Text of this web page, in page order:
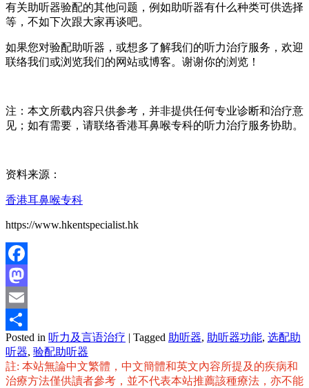
有关助听器验配的其他问题，例如助听器有什么种类可供选择
等，不如下次跟大家再谈吧。
如果您对验配助听器，或想多了解我们的听力治疗服务，欢迎
联络我们或浏览我们的网站或博客。谢谢你的浏览！
注：本文所载内容只供参考，并非提供任何专业诊断和治疗意
见；如有需要，请联络香港耳鼻喉专科的听力治疗服务协助。
资料来源：
香港耳鼻喉专科
https://www.hkentspecialist.hk
Facebook
Mastodon
Email
分
享
Posted in 听力及言语治疗 | Tagged 助听器, 助听器功能, 选配助
听器, 验配助听器
註: 本站無論中文繁體，中文簡體和英文內容所提及的疾病和
治療方法僅供讀者參考，並不代表本站推薦該種療法，亦不能